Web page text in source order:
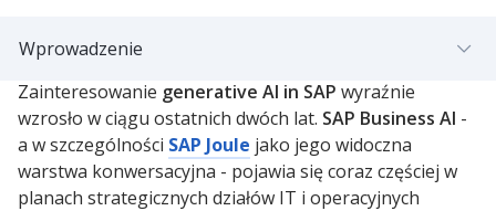
Zainteresowanie generative AI in SAP wyraźnie
wzrosło w ciągu ostatnich dwóch lat. SAP Business AI -
a w szczególności SAP Joule jako jego widoczna
warstwa konwersacyjna - pojawia się coraz częściej w
planach strategicznych działów IT i operacyjnych
Wprowadzenie